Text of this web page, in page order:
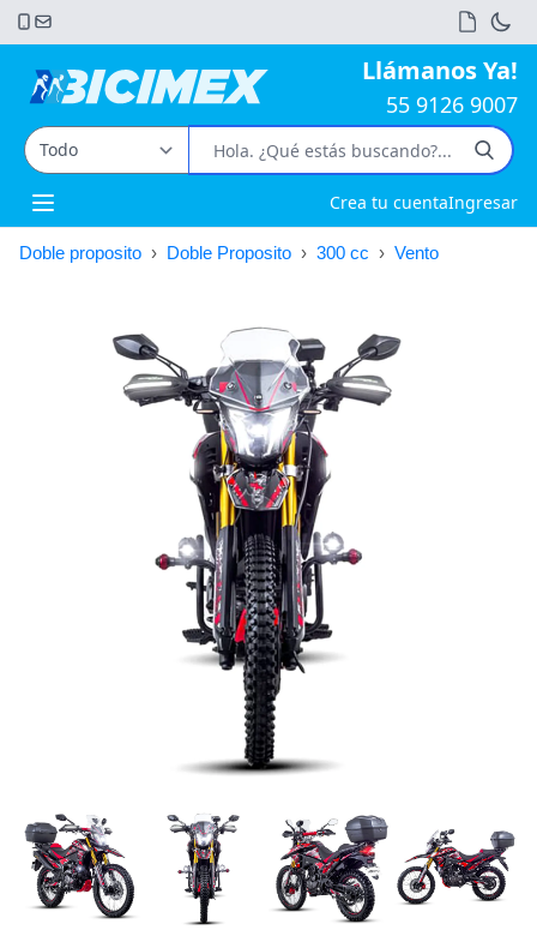
Llámanos Ya!
55 9126 9007
Open main menu Crea tu cuentaIngresar
Doble proposito › Doble Proposito › 300 cc › Vento